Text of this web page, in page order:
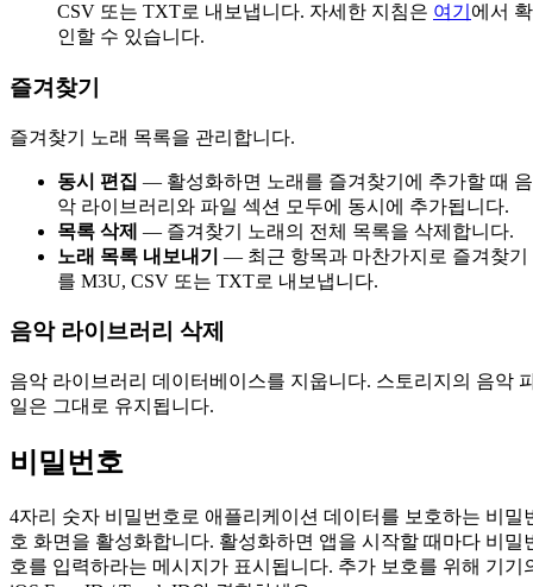
CSV 또는 TXT로 내보냅니다. 자세한 지침은 여기 에서 확
인할 수 있습니다.
즐겨찾기
즐겨찾기 노래 목록을 관리합니다.
동시 편집 — 활성화하면 노래를 즐겨찾기에 추가할 때 음
악 라이브러리와 파일 섹션 모두에 동시에 추가됩니다.
목록 삭제 — 즐겨찾기 노래의 전체 목록을 삭제합니다.
노래 목록 내보내기 — 최근 항목과 마찬가지로 즐겨찾기
를 M3U, CSV 또는 TXT로 내보냅니다.
음악 라이브러리 삭제
음악 라이브러리 데이터베이스를 지웁니다. 스토리지의 음악
일은 그대로 유지됩니다.
비밀번호
4자리 숫자 비밀번호로 애플리케이션 데이터를 보호하는 비밀
호 화면을 활성화합니다. 활성화하면 앱을 시작할 때마다 비밀
호를 입력하라는 메시지가 표시됩니다. 추가 보호를 위해 기기